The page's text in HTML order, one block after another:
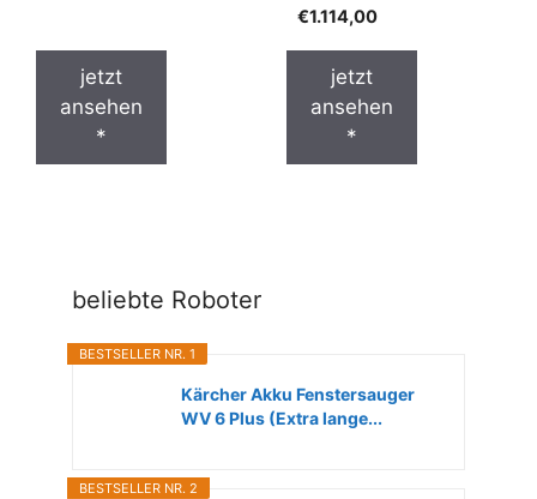
jetzt
ansehen
*
€1.114,00
jetzt
ansehen
*
beliebte Roboter
BESTSELLER NR. 1
Kärcher Akku Fenstersauger
WV 6 Plus (Extra lange...
BESTSELLER NR. 2